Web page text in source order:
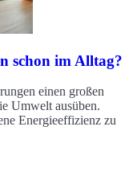
schon im Alltag?
einen großen
Umwelt ausüben.
Energieeffizienz zu